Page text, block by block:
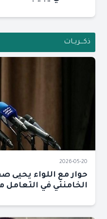
ذكـــريــات
2026-05-20
حوار مع اللواء يحيى
الخامنئي في التعامل